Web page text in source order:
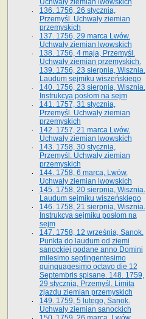
Uchwały ziemian lwowskich
136. 1756, 26 stycznia,
Przemyśl. Uchwały ziemian
przemyskich
137. 1756, 29 marca Lwów.
Uchwały ziemian lwowskich
138. 1756, 4 maja, Przemyśl.
Uchwały ziemian przemyskich.
139. 1756, 23 sierpnia, Wisznia.
Laudum sejmiku wiszeńskiego
140. 1756, 23 sierpnia, Wisznia.
Instrukcya posłom na sejm
141. 1757, 31 stycznia,
Przemyśl. Uchwały ziemian
przemyskich
142. 1757, 21 marca Lwów.
Uchwały ziemian lwowskich
143. 1758, 30 stycznia,
Przemyśl. Uchwały ziemian
przemyskich
144. 1758, 6 marca, Lwów.
Uchwały ziemian lwowskich
145. 1758, 20 sierpnia, Wisznia.
Laudum sejmiku wiszeńskiego
146. 1758, 21 sierpnia, Wisznia.
Instrukcya sejmiku posłom na
sejm
147. 1758, 12 września, Sanok.
Punkta do laudum od ziemi
sanockiej podane anno Domini
milesimo septingentesimo
quinquagesimo octavo die 12
Septembris spisane. 148. 1759,
29 stycznia, Przemyśl. Limita
zjazdu ziemian przemyskich
149. 1759, 5 lutego, Sanok.
Uchwały ziemian sanockich